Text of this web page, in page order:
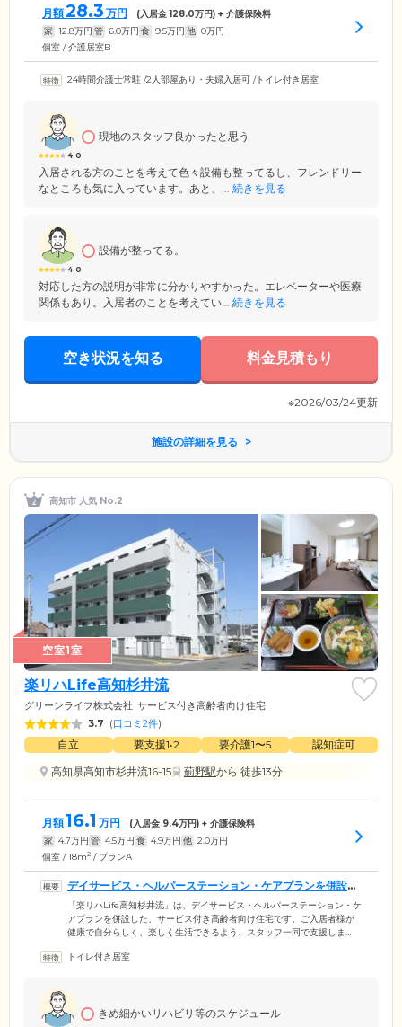
月額28.3 万円 (入居金128.0万円) + 介護保険料
家 12.8万円 管 6.0万円 食 9.5万円 他 0万円
個室 / 介護居室B
24時間介護士常駐 /2人部屋あり・夫婦入居可 /トイレ付き居室
4.0
現地のスタッフ良かったと思う
入居される方のことを考えて色々設備も整ってるし、フレンドリー
なところも気に入っています。あと、... 続きを見る
4.0
設備が整ってる。
対応した方の説明が非常に分かりやすかった。エレベーターや医療
関係もあり。入居者のことを考えてい... 続きを見る
空き状況を知る 料金見積もり
※2026/03/24更新
施設の詳細を見る
高知市 人気 No.2
空室1室
楽リハLife高知杉井流
グリーンライフ株式会社 サービス付き高齢者向け住宅
3.7 (口コミ2件)
自立 要支援1•2 要介護1〜5
認知症可
高知県高知市杉井流16-15
薊野駅から 徒歩13分
月額16.1 万円 (入居金 9.4万円) + 介護保険料
家 4.7万円 管 4.5万円 食 4.9万円 他 2.0万円
個室 / 18m2 / プランA
デイサービス・ヘルパーステーション・ケアプランを併設し
ています
「楽リハLife高知杉井流」は、デイサービス・ヘルパーステーション・ケ
アプランを併設した、サービス付き高齢者向け住宅です。ご入居者様が
健康で自分らしく、楽しく生活できるよう、スタッフ一同で支援しま
食店も多くあり暮らしやすい環境です。認知症の方も受け入れており、
トイレ付き居室
きめ細かいリハビリ等のスケジュール